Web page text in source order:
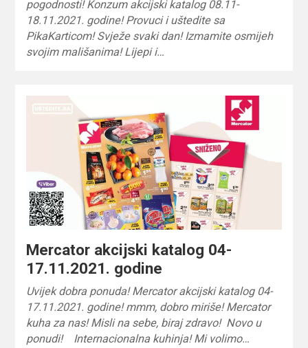
pogodnosti! Konzum akcijski katalog 08.11-
18.11.2021. godine! Provuci i uštedite sa
PikaKarticom! Svježe svaki dan! Izmamite osmijeh
svojim mališanima! Lijepi i…
Mercator akcijski katalog 04-
17.11.2021. godine
Uvijek dobra ponuda! Mercator akcijski katalog 04-
17.11.2021. godine! mmm, dobro miriše! Mercator
kuha za nas! Misli na sebe, biraj zdravo! Novo u
ponudi! Internacionalna kuhinja! Mi volimo…